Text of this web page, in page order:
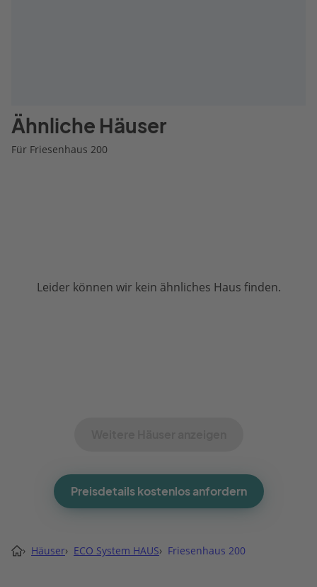
Ähnliche Häuser
Für Friesenhaus 200
Leider können wir kein ähnliches Haus finden.
Preisdetails kostenlos anfordern
› Häuser› ECO System HAUS› Friesenhaus 200